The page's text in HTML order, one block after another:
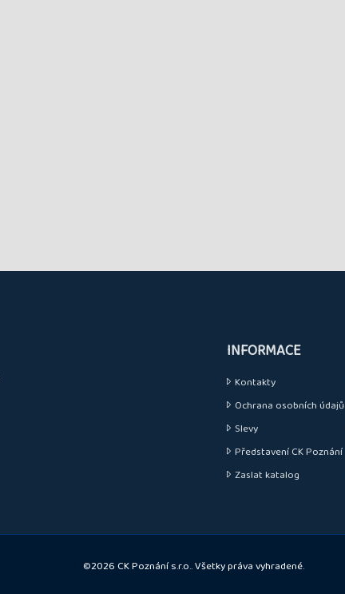
INFORMACE
Kontakty
Ochrana osobních údajů
Slevy
Představení CK Poznání
Zaslat katalog
©2026 CK Poznání s.r.o.. Všetky práva vyhradené.